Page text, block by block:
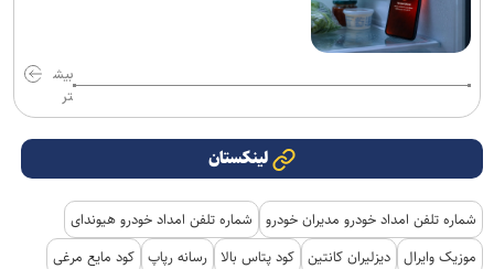
بیش
تر
لینکستان
شماره تلفن امداد خودرو مدیران خودرو
شماره تلفن امداد خودرو هیوندای
موزیک وایرال دیزلیران کانتین کود پتاس بالا رسانه رپاپ کود مایع مرغی